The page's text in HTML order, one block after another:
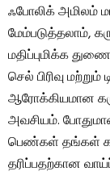
ஃபோலிக் அமிலம்
மேம்படுத்தலாம்,
மதிப்புமிக்க
செல் பிரிவு
ஆரோக்கியமான
அவசியம்.
பெண்கள் தங்கள்
தரிப்பதற்கான